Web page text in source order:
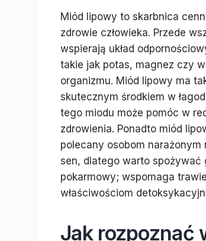
Miód lipowy to skarbnica
zdrowie człowieka. Przede
wspierają układ
takie jak potas, magnez czy
organizmu. Miód lipowy ma
skutecznym środkiem w
tego miodu może pomóc w
zdrowienia. Ponadto miód
polecany osobom
sen, dlatego warto spożywać
pokarmowy; wspomaga
właściwościom
Jak rozpoznać